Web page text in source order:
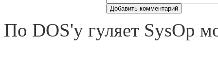
По DOS'у гуляет SysOp